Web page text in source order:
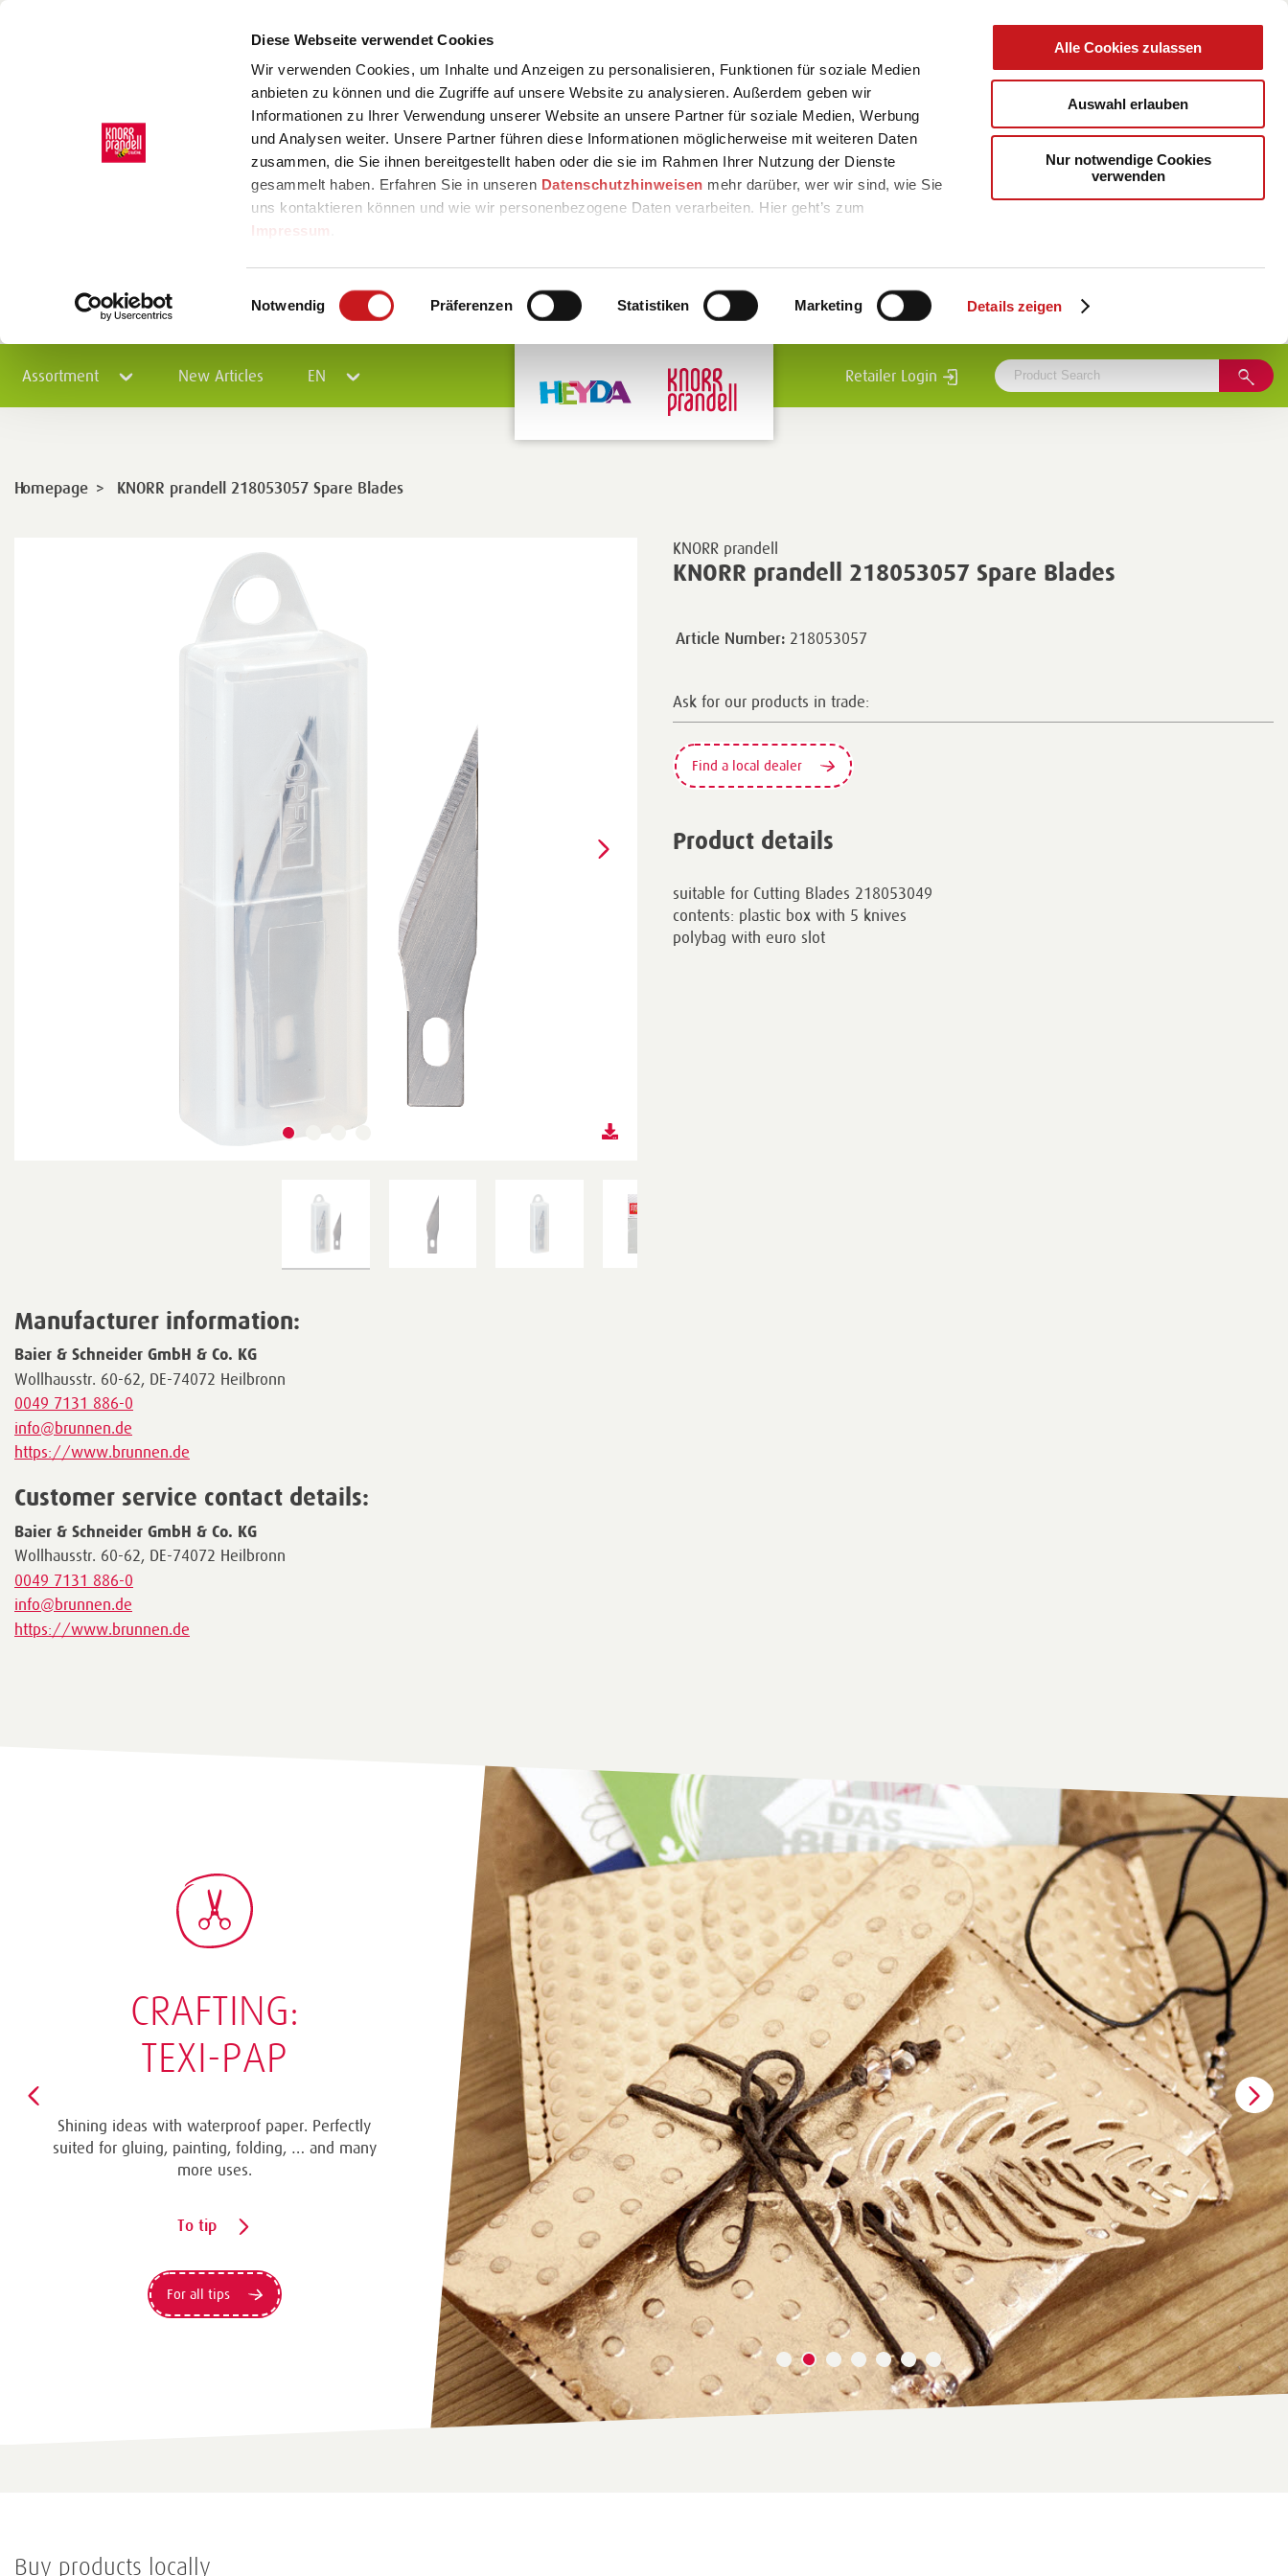
Diese Webseite verwendet Cookies
Wir verwenden Cookies, um Inhalte und Anzeigen zu personalisieren, Funktionen für soziale Medien
anbieten zu können und die Zugriffe auf unsere Website zu analysieren. Außerdem geben wir
Informationen zu Ihrer Verwendung unserer Website an unsere Partner für soziale Medien, Werbung
und Analysen weiter. Unsere Partner führen diese Informationen möglicherweise mit weiteren Daten
zusammen, die Sie ihnen bereitgestellt haben oder die sie im Rahmen Ihrer Nutzung der Dienste
gesammelt haben. Erfahren Sie in unseren Datenschutzhinweisen mehr darüber, wer wir sind, wie Sie
uns kontaktieren können und wie wir personenbezogene Daten verarbeiten. Hier geht’s zum
Impressum
Einwilligungsauswahl
Notwendig Präferenzen Statistiken Marketing Details zeigen
Alle Cookies zulassen
Auswahl erlauben
Nur notwendige Cookies
verwenden
Assortment New Articles EN Retailer Login
KNORR prandell
KNORR prandell 218053057 Spare Blades
Homepage > KNORR prandell 218053057 Spare Blades
Article Number: 218053057
Ask for our products in trade:
Find a local dealer
Product details
suitable for Cutting Blades 218053049
contents: plastic box with 5 knives
polybag with euro slot
Manufacturer information:
Baier & Schneider GmbH & Co. KG
Wollhausstr. 60-62, DE-74072 Heilbronn
0049 7131 886-0
info@brunnen.de
https://www.brunnen.de
Customer service contact details:
Baier & Schneider GmbH & Co. KG
Wollhausstr. 60-62, DE-74072 Heilbronn
0049 7131 886-0
info@brunnen.de
https://www.brunnen.de
CRAFTING:
TEXI-PAP
Shining ideas with waterproof paper. Perfectly
suited for gluing, painting, folding, … and many
more uses.
To tip
For all tips
Buy products locally